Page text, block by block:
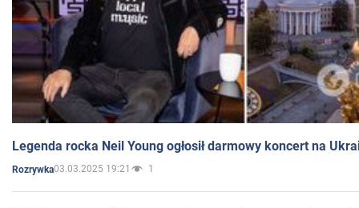
Legenda rocka Neil Young ogłosił darmowy koncert na
Rozrywka03.03.2025 19:21 1